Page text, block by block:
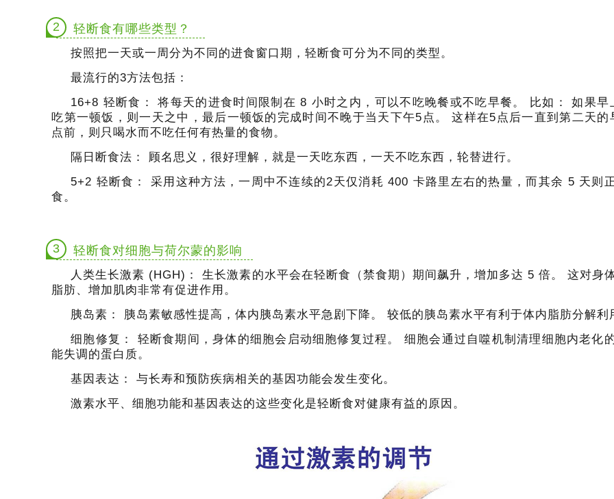
2 轻断食有哪些类型？
按照把一天或一周分为不同的进食窗口期，轻断食可分为不同的类型。
最流行的3方法包括：
16+8 轻断食：
将每天的进食时间限制在 8 小时之内，可以不吃晚餐或不吃早餐。 比如：
如果早
吃第一顿饭，则一天之中，最后一顿饭的完成时间不晚于当天下午5点。
这样在5点后一直到第二天的
点前，则只喝水而不吃任何有热量的食物。
隔日断食法：
顾名思义，很好理解，就是一天吃东西，一天不吃东西，轮替进行。
5+2 轻断食：
采用这种方法，一周中不连续的2天仅消耗 400 卡路里左右的热量，而其余 5 天则
食。
3 轻断食对细胞与荷尔蒙的影响
人类生长激素 (HGH)： 生长激素的水平会在轻断食（禁食期）期间飙升，增加多达 5 倍。
这对身
脂肪、增加肌肉非常有促进作用。
胰岛素：
胰岛素敏感性提高，体内胰岛素水平急剧下降。
较低的胰岛素水平有利于体内脂肪分解利
细胞修复：
轻断食期间，身体的细胞会启动细胞修复过程。
细胞会通过自噬机制清理细胞内老化
能失调的蛋白质。
基因表达：
与长寿和预防疾病相关的基因功能会发生变化。
激素水平、细胞功能和基因表达的这些变化是轻断食对健康有益的原因。